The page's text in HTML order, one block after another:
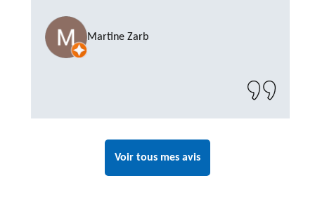
compter sur M. GOT. Très content de la
prestation, a recommander sans problème"
Martine Zarb
Voir tous mes avis